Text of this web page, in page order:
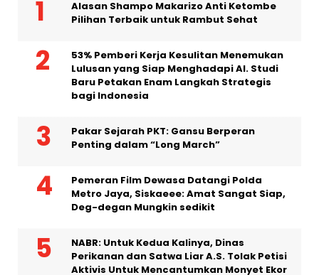
BERITA POPULER
Alasan Shampo Makarizo Anti Ketombe
Pilihan Terbaik untuk Rambut Sehat
Lulusan yang Siap Menghadapi AI. Studi
Baru Petakan Enam Langkah Strategis
Pakar Sejarah PKT: Gansu Berperan
Penting dalam “Long March”
Pemeran Film Dewasa Datangi Polda
Metro Jaya, Siskaeee: Amat Sangat Siap,
Deg-degan Mungkin sedikit